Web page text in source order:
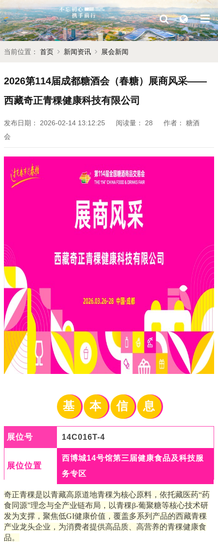
当前位置： 首页 新闻资讯 展会新闻
2026第114届成都糖酒会（春糖）展商风采——
西藏奇正青稞健康科技有限公司
发布日期： 2026-02-14 13:12:25 阅读量： 28 作者：
糖酒
会
基 本 信 息
展位号 14C016T-4
展位位置
西博城14号馆第三届健康食品及科技服
务专区
奇正青稞是以青藏高原道地青稞为核心原料，依托藏医药“药
食同源”理念与全产业链布局，以青稞β-葡聚糖等核心技术研
发为支撑，聚焦低GI健康价值，覆盖多系列产品的西藏青稞
产业龙头企业，为消费者提供高品质、高营养的青稞健康食
品。